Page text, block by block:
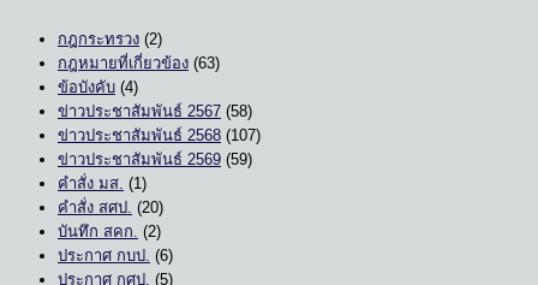
กฎกระทรวง (2)
กฎหมายที่เกี่ยวข้อง (63)
ข้อบังคับ (4)
ข่าวประชาสัมพันธ์ 2567 (58)
ข่าวประชาสัมพันธ์ 2568 (107)
ข่าวประชาสัมพันธ์ 2569 (59)
คำสั่ง มส. (1)
คำสั่ง สศป.
(20)
บันทึก สคก. (2)
ประกาศ กบป.
(6)
ประกาศ กศป.
(5)